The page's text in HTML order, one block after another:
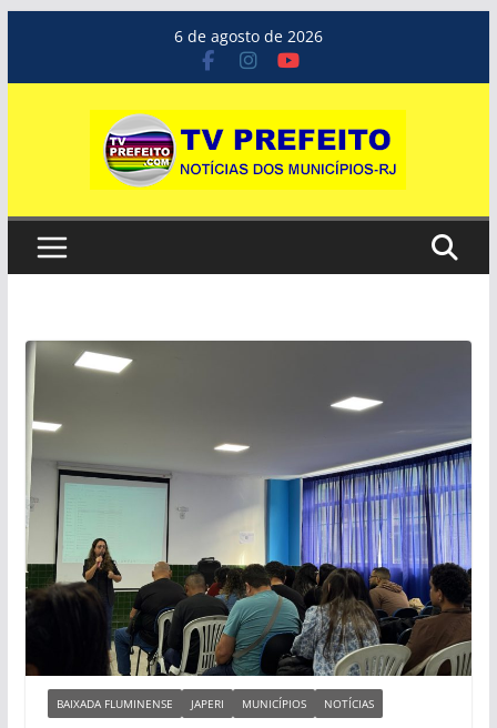
o
6 de agosto de 2026
BAIXADA FLUMINENSE JAPERI MUNICÍPIOS NOTÍCIAS